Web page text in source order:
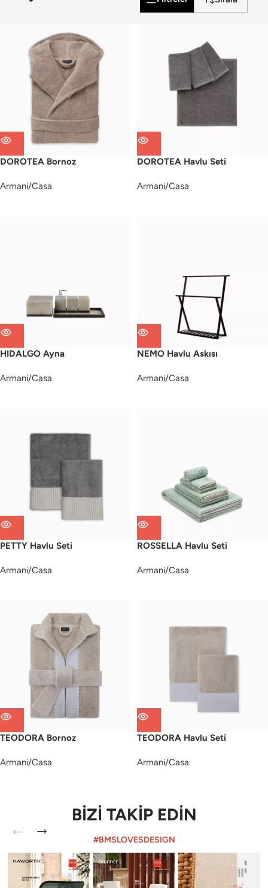
DOROTEA Bornoz
Armani/Casa
DOROTEA Havlu Seti
Armani/Casa
HIDALGO Ayna
Armani/Casa
NEMO Havlu Askısı
Armani/Casa
PETTY Havlu Seti
Armani/Casa
ROSSELLA Havlu Seti
Armani/Casa
TEODORA Bornoz
Armani/Casa
TEODORA Havlu Seti
Armani/Casa
BİZİ TAKİP EDİN
#BMSLOVESDESIGN